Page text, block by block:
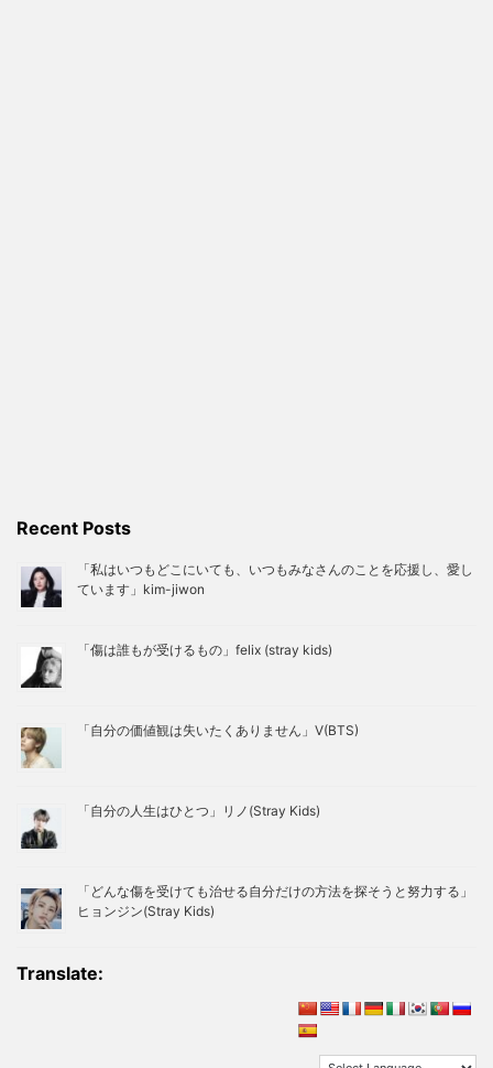
Recent Posts
「私はいつもどこにいても、いつもみなさんのことを応援し、愛し
ています」kim-jiwon
「傷は誰もが受けるもの」felix (stray kids)
「自分の価値観は失いたくありません」V(BTS)
「自分の人生はひとつ」リノ(Stray Kids)
「どんな傷を受けても治せる自分だけの方法を探そうと努力する」
ヒョンジン(Stray Kids)
Translate: